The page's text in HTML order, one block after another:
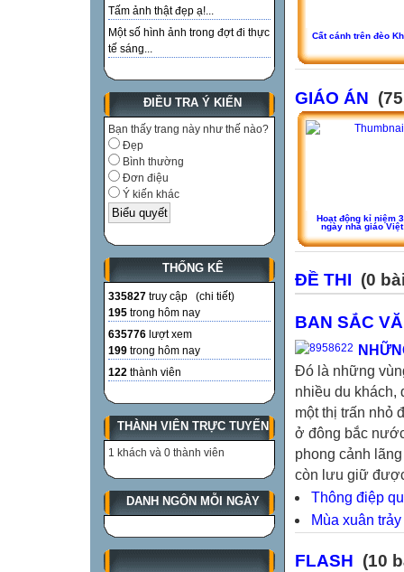
Tấm ảnh thật đẹp ạ!...
Một số hình ảnh trong đợt đi thực
tế sáng...
ĐIỀU TRA Ý KIẾN
Bạn thấy trang này như thế nào?
Đẹp
Bình thường
Đơn điệu
Ý kiến khác
THỐNG KÊ
335827 truy cập (chi tiết)
195 trong hôm nay
635776 lượt xem
199 trong hôm nay
122 thành viên
THÀNH VIÊN TRỰC TUYẾN
1 khách và 0 thành viên
DANH NGÔN MỖI NGÀY
Cất cánh trên đèo
GIÁO ÁN
Hoạt động kỉ niệm
ngày nhà giáo Việt
ĐỀ THI (0
BAN SẮC
Đó là những
nhiều du khách,
một thị trấn nhỏ
ở đông bắc
phong cảnh
còn lưu giữ
Thông điệp
Mùa xuân
FLASH (10